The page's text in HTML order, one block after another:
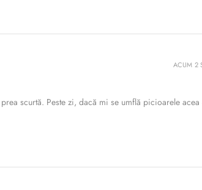
scurtă. Peste zi, dacă mi se umflă picioarele acea
ACUM 2